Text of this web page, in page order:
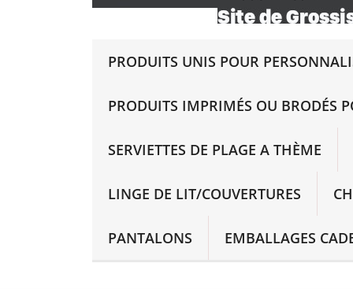
PRODUITS UNIS POUR
PRODUITS IMPRIMÉS OU BRODÉS
SERVIETTES DE PLAGE A THÈME
LINGE DE LIT/COUVERTURES
PANTALONS EMBALLAGES